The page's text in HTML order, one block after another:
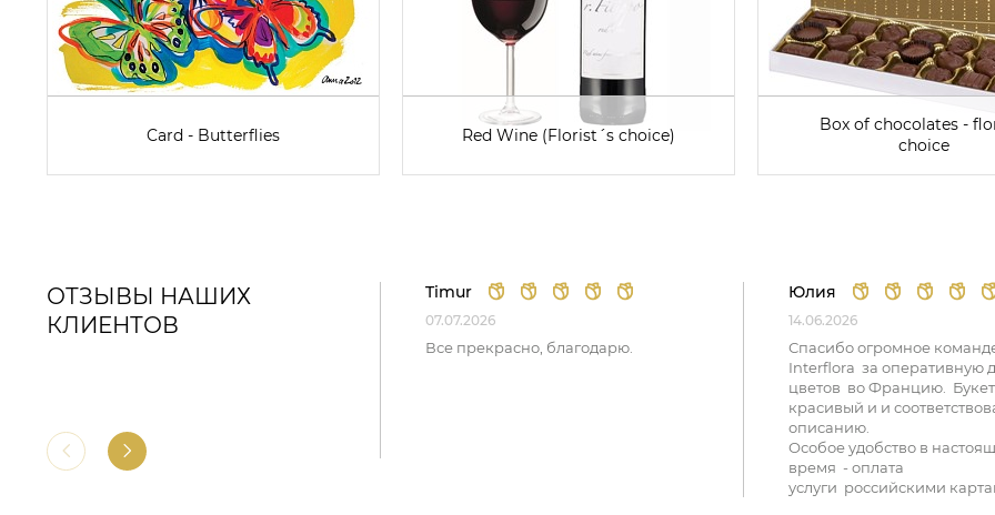
Card - Butterflies Red Wine (Florist´s choice)
Box of chocolates -
choice
ОТЗЫВЫ НАШИХ
КЛИЕНТОВ
Timur
07.07.2026
Все прекрасно, благодарю.
Юлия
14.06.2026
Спасибо огромное
Interflora за оперативную
цветов во Францию.
красивый и и
описанию.
Особое удобство в
время - оплата
услуги российскими